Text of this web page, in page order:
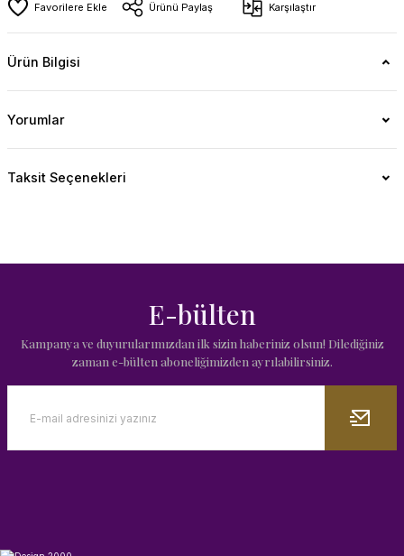
Ürünü Paylaş Karşılaştır
Ürün Bilgisi
Yorumlar
Taksit Seçenekleri
E-bülten
Kampanya ve duyurularımızdan ilk sizin haberiniz olsun! Dilediğiniz
zaman e-bülten aboneliğimizden ayrılabilirsiniz.